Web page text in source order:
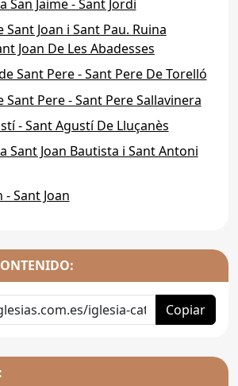
San Jaime - Sant Jordi
Sant Joan i Sant Pau. Ruina
Joan De Les Abadesses
Sant Pere - Sant Pere De Torelló
Sant Pere - Sant Pere Sallavinera
- Sant Agustí De Lluçanès
Sant Joan Bautista i Sant Antoni
- Sant Joan
Copiar